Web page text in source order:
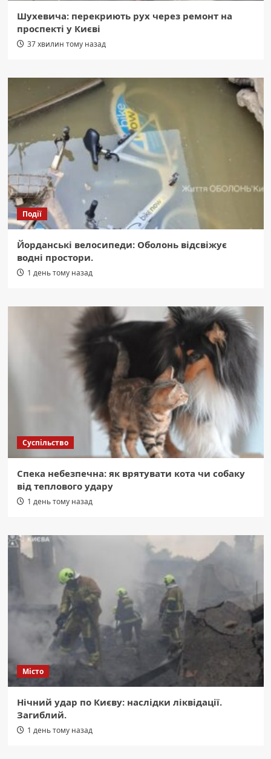
Шухевича: перекриють рух через ремонт на
проспекті у Києві
37 хвилин тому назад
Події
Йорданські велосипеди: Оболонь відсвіжує
водні простори.
1 день тому назад
Суспільство
Спека небезпечна: як врятувати кота чи собаку
від теплового удару
1 день тому назад
Місто
Нічний удар по Києву: наслідки ліквідації.
Загиблий.
1 день тому назад